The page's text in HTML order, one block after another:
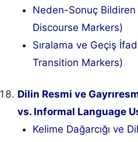
Neden-Sonuç
Discourse Markers)
Sıralama ve Geçiş
Transition Markers)
Dilin Resmi ve
vs. Informal Language
Kelime Dağarcığı ve